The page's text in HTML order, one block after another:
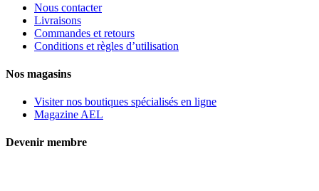
Nous contacter
Livraisons
Commandes et retours
Conditions et règles d’utilisation
Nos magasins
Visiter nos boutiques spécialisés en ligne
Magazine AEL
Devenir membre